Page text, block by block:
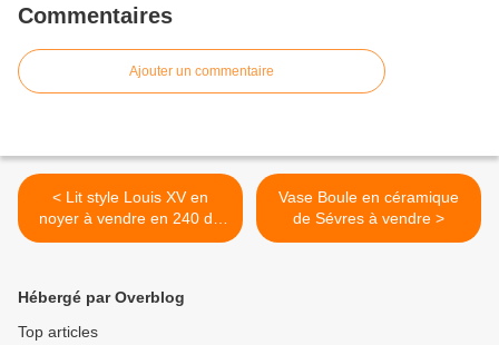
Commentaires
Ajouter un commentaire
< Lit style Louis XV en
noyer à vendre en 240 de
large
Vase Boule en céramique
de Sévres à vendre >
Hébergé par Overblog
Top articles